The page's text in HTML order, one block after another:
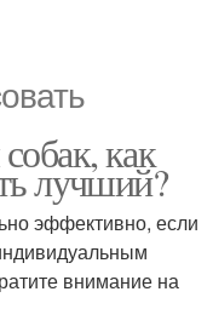
как
лучший?
эффективно, если
внимание на